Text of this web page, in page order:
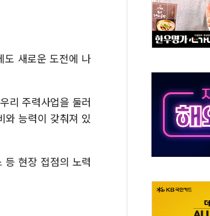
[속보] 민주, 경북 경선 결과 발표...김민석 47.37% 정
[속보] 민주, 대구 경선 결과 발표...정청래 47.82% 김
[속보] 민주, 강원 경선 결과 발표...김민석 50.30% 정
정재헌 CEO, SKT 장기고객 400명 맞이…"마음 잇는 시
하나금융, 명동 소상공인에 '행복상자' 전달
인천시 광복절 현수막 '태극기 거꾸로' 논란…이틀만에
병무청, 보충역 전면 손질… 예술·체육요원 최대 33%
윤준병·이해민 의원, '정부 특사'로 콜롬비아 대통령 취임
'호우·산사태 주의보' 울진 시간당 30mm 강한 비...호우
도 새로운 도전에 나
리 주력사업을 둘러
와 능력이 갖춰져 있
현장 접점의 노력